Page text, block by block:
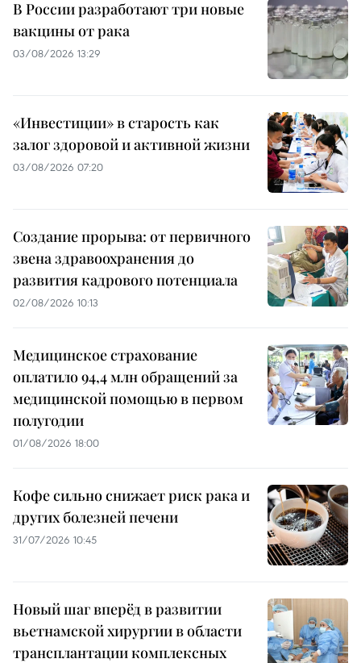
В России разработают три новые
вакцины от рака
03/08/2026 13:29
«Инвестиции» в старость как
залог здоровой и активной жизни
03/08/2026 07:20
Создание прорыва: от первичного
звена здравоохранения до
развития кадрового потенциала
02/08/2026 10:13
Медицинское страхование
оплатило 94,4 млн обращений за
медицинской помощью в первом
полугодии
01/08/2026 18:00
Кофе сильно снижает риск рака и
других болезней печени
31/07/2026 10:45
Новый шаг вперёд в развитии
вьетнамской хирургии в области
трансплантации комплексных